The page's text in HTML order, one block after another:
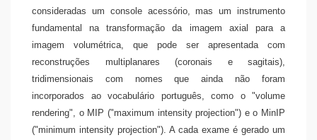
consideradas um console acessório, mas um instrumento
fundamental na transformação da imagem axial para a
imagem volumétrica, que pode ser apresentada com
reconstruções multiplanares (coronais e sagitais),
tridimensionais com nomes que ainda não foram
incorporados ao vocabulário português, como o "volume
rendering", o MIP ("maximum intensity projection") e o MinIP
("minimum intensity projection"). A cada exame é gerado um